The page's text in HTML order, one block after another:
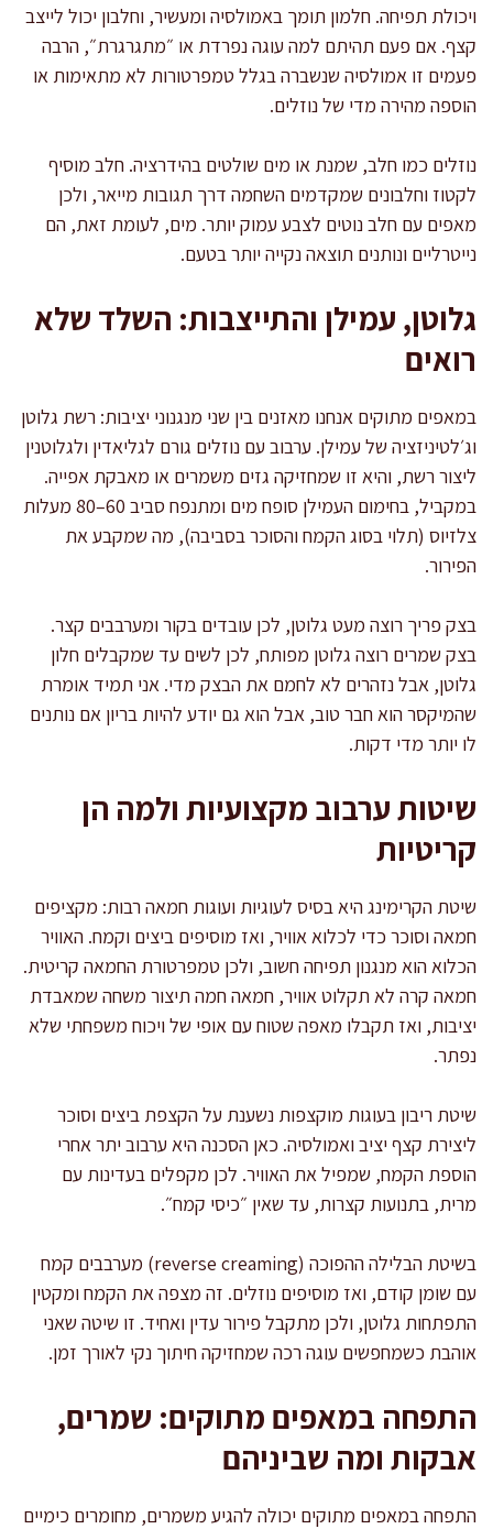
ויכולת תפיחה. חלמון תומך באמולסיה ומעשיר, וחלבון יכול לייצב
קצף. אם פעם תהיתם למה עוגה נפרדת או ״מתגרגרת״, הרבה
פעמים זו אמולסיה שנשברה בגלל טמפרטורות לא מתאימות או
הוספה מהירה מדי של נוזלים.
נוזלים כמו חלב, שמנת או מים שולטים בהידרציה. חלב מוסיף
לקטוז וחלבונים שמקדמים השחמה דרך תגובות מייאר, ולכן
מאפים עם חלב נוטים לצבע עמוק יותר. מים, לעומת זאת, הם
נייטרליים ונותנים תוצאה נקייה יותר בטעם.
גלוטן, עמילן והתייצבות: השלד שלא
רואים
במאפים מתוקים אנחנו מאזנים בין שני מנגנוני יציבות: רשת גלוטן
וג׳לטיניזציה של עמילן. ערבוב עם נוזלים גורם לגליאדין ולגלוטנין
ליצור רשת, והיא זו שמחזיקה גזים משמרים או מאבקת אפייה.
במקביל, בחימום העמילן סופח מים ומתנפח סביב 60–80 מעלות
צלזיוס (תלוי בסוג הקמח והסוכר בסביבה), מה שמקבע את
הפירור.
בצק פריך רוצה מעט גלוטן, לכן עובדים בקור ומערבבים קצר.
בצק שמרים רוצה גלוטן מפותח, לכן לשים עד שמקבלים חלון
גלוטן, אבל נזהרים לא לחמם את הבצק מדי. אני תמיד אומרת
שהמיקסר הוא חבר טוב, אבל הוא גם יודע להיות בריון אם נותנים
לו יותר מדי דקות.
שיטות ערבוב מקצועיות ולמה הן
קריטיות
שיטת הקרימינג היא בסיס לעוגיות ועוגות חמאה רבות: מקציפים
חמאה וסוכר כדי לכלוא אוויר, ואז מוסיפים ביצים וקמח. האוויר
הכלוא הוא מנגנון תפיחה חשוב, ולכן טמפרטורת החמאה קריטית.
חמאה קרה לא תקלוט אוויר, חמאה חמה תיצור משחה שמאבדת
יציבות, ואז תקבלו מאפה שטוח עם אופי של ויכוח משפחתי שלא
נפתר.
שיטת ריבון בעוגות מוקצפות נשענת על הקצפת ביצים וסוכר
ליצירת קצף יציב ואמולסיה. כאן הסכנה היא ערבוב יתר אחרי
הוספת הקמח, שמפיל את האוויר. לכן מקפלים בעדינות עם
מרית, בתנועות קצרות, עד שאין ״כיסי קמח״.
בשיטת הבלילה ההפוכה (reverse creaming) מערבבים קמח
עם שומן קודם, ואז מוסיפים נוזלים. זה מצפה את הקמח ומקטין
התפתחות גלוטן, ולכן מתקבל פירור עדין ואחיד. זו שיטה שאני
אוהבת כשמחפשים עוגה רכה שמחזיקה חיתוך נקי לאורך זמן.
התפחה במאפים מתוקים: שמרים,
אבקות ומה שביניהם
התפחה במאפים מתוקים יכולה להגיע משמרים, מחומרים כימיים